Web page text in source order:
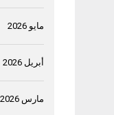
مايو 2026
أبريل 2026
مارس 2026